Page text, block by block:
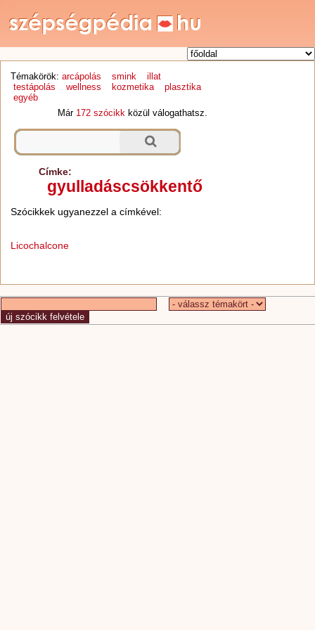
Témakörök: arcápolás smink
illat
testápolás
wellness kozmetika
plasztika
egyéb
Már 172 szócikk közül válogathatsz.
Címke:
gyulladáscsökkentő
Szócikkek ugyanezzel a címkével:
Licochalcone